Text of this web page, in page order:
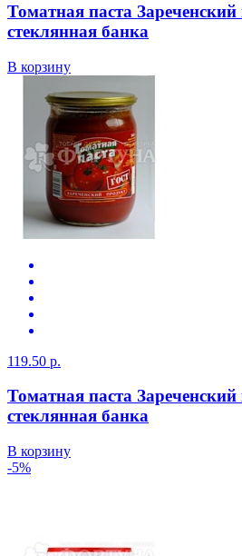
Томатная паста Зареченский
стеклянная банка
В корзину
119.50 р.
Томатная паста Зареченский
стеклянная банка
В корзину
-5%